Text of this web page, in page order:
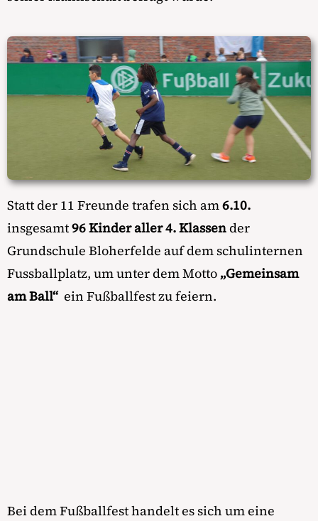
Statt der 11 Freunde trafen sich am6.10.
insgesamt96 Kinder aller 4. Klassender
Grundschule Bloherfelde auf dem schulinternen
Fussballplatz, um unter dem Motto „Gemeinsam
am Ball“ ein Fußballfest zu feiern.
Bei dem Fußballfest handelt es sich um eine